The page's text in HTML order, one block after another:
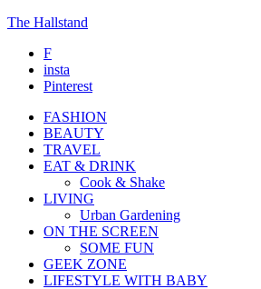
The Hallstand
F
insta
Pinterest
FASHION
BEAUTY
TRAVEL
EAT & DRINK
Cook & Shake
LIVING
Urban Gardening
ON THE SCREEN
SOME FUN
GEEK ZONE
LIFESTYLE WITH BABY